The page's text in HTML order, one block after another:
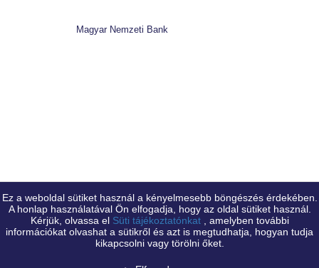
Magyar Nemzeti Bank
Ez a weboldal sütiket használ a kényelmesebb böngészés érdekében.
A honlap használatával Ön elfogadja, hogy az oldal sütiket használ.
Kérjük, olvassa el Süti tájékoztatónkat
, amelyben további
információkat olvashat a sütikről és azt is megtudhatja, hogyan tudja
kikapcsolni vagy törölni őket.
Magyar Nemzeti Bank, 1054 Budapest Szabadság tér 8-9.
Központi levélcím: H-1534 Budapest BKKP Postafiók: 777., Tel.: (+36 1) 428-2600,
Ügyfélszolgálat: 1122 Budapest, Krisztina körút 6., Tel.: (+36 80) 203-776